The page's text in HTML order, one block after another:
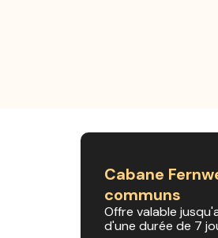
Cabane
communs
Offre valable
d'une durée de 7